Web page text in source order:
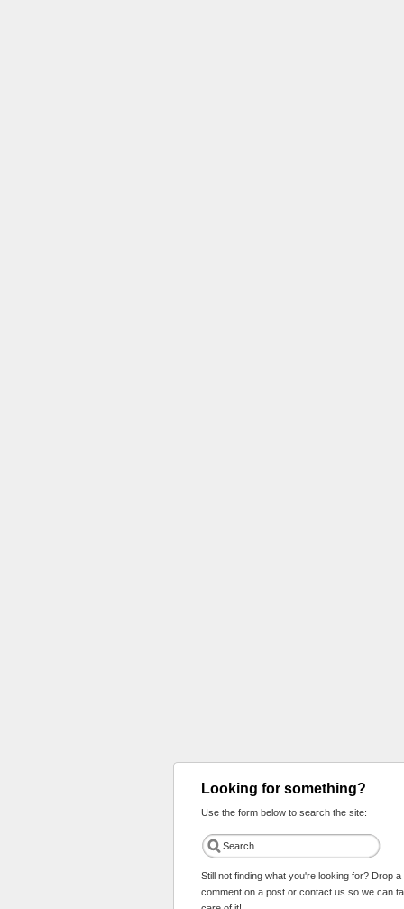
Looking for something?
Use the form below to search the site:
Still not finding what you're looking for? Drop a
comment on a post or contact us so we can